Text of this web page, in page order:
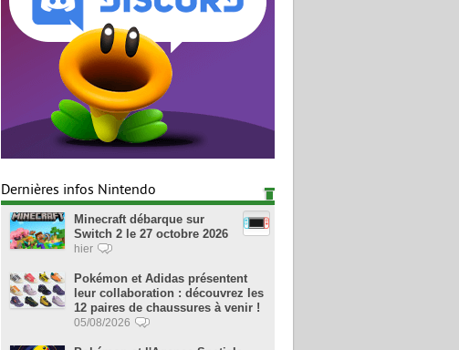
Dernières infos Nintendo
Minecraft débarque sur
Switch 2 le 27 octobre 2026
hier
Pokémon et Adidas présentent
leur collaboration : découvrez les
12 paires de chaussures à venir !
05/08/2026